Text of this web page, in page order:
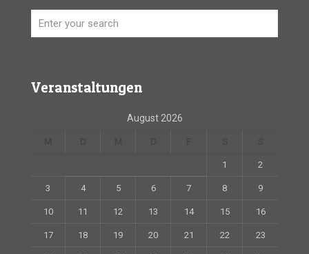
Veranstaltungen
August 2026
1 2
3 4 5 6 7 8 9
10 11 12 13 14 15 16
17 18 19 20 21 22 23